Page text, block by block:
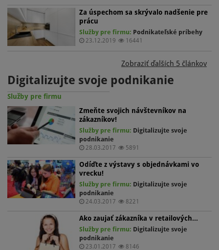
Za úspechom sa skrývalo nadšenie pre
prácu
Služby pre firmu: Podnikateľské príbehy
23.12.2019 16441
Zobraziť ďalších 5 článkov
Digitalizujte svoje podnikanie
Služby pre firmu
Zmeňte svojich návštevníkov na
zákazníkov!
Služby pre firmu: Digitalizujte svoje
podnikanie
28.03.2017 5891
Odíďte z výstavy s objednávkami vo
vrecku!
Služby pre firmu: Digitalizujte svoje
podnikanie
24.03.2017 8221
Ako zaujať zákazníka v retailových…
Služby pre firmu: Digitalizujte svoje
podnikanie
23.01.2017 8146